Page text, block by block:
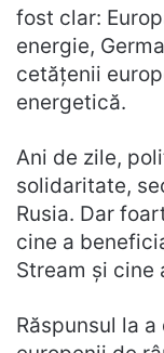
fost clar:
energie,
cetățenii
energetică.
Ani de zile,
solidaritate,
Rusia. Dar
cine a
Stream și cine
Răspunsul la